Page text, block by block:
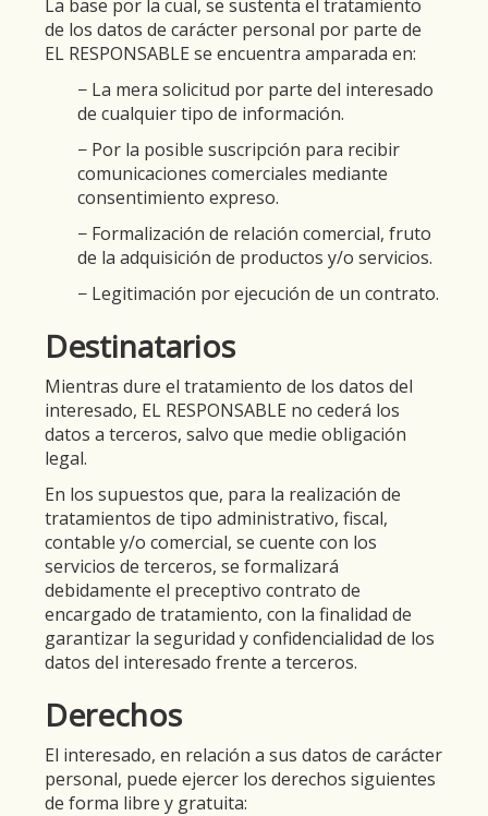
La base por la cual, se sustenta el tratamiento
de los datos de carácter personal por parte de
EL RESPONSABLE se encuentra amparada en:
− La mera solicitud por parte del interesado
de cualquier tipo de información.
− Por la posible suscripción para recibir
comunicaciones comerciales mediante
consentimiento expreso.
− Formalización de relación comercial, fruto
de la adquisición de productos y/o servicios.
− Legitimación por ejecución de un contrato.
Destinatarios
Mientras dure el tratamiento de los datos del
interesado, EL RESPONSABLE no cederá los
datos a terceros, salvo que medie obligación
legal.
En los supuestos que, para la realización de
tratamientos de tipo administrativo, fiscal,
contable y/o comercial, se cuente con los
servicios de terceros, se formalizará
debidamente el preceptivo contrato de
encargado de tratamiento, con la finalidad de
garantizar la seguridad y confidencialidad de los
datos del interesado frente a terceros.
Derechos
El interesado, en relación a sus datos de carácter
personal, puede ejercer los derechos siguientes
de forma libre y gratuita: